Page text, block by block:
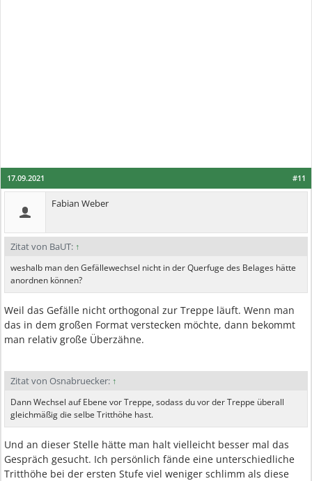
#11
17.09.2021
Fabian Weber
Zitat von BaUT: ↑
weshalb man den Gefällewechsel nicht in der Querfuge des Belages hätte
anordnen können?
Weil das Gefälle nicht orthogonal zur Treppe läuft. Wenn man
das in dem großen Format verstecken möchte, dann bekommt
man relativ große Überzähne.
Zitat von Osnabruecker: ↑
Dann Wechsel auf Ebene vor Treppe, sodass du vor der Treppe überall
gleichmäßig die selbe Tritthöhe hast.
Und an dieser Stelle hätte man halt vielleicht besser mal das
Gespräch gesucht. Ich persönlich fände eine unterschiedliche
Tritthöhe bei der ersten Stufe viel weniger schlimm als diese